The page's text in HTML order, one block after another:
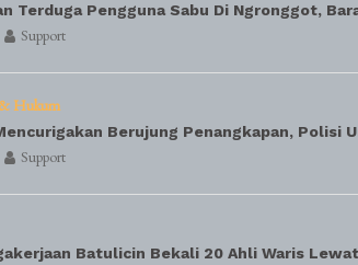
Terduga Pengguna Sabu Di Ngronggot,
Support
Hukum
Berujung Penangkapan, Polisi
Support
Batulicin Bekali 20 Ahli Waris